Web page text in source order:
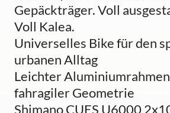
Gepäckträger. Voll
Voll Kalea.
Universelles Bike für den
urbanen Alltag
Leichter
fahragiler Geometrie
Shimano CUES U6000